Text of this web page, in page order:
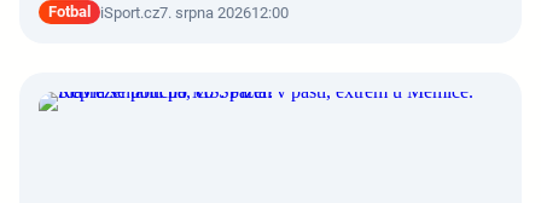
Fotbal iSport.cz7. srpna 202612:00